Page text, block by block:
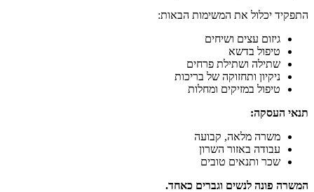
התפקיד יכלול את המשימות הבאות:
גיזום עצים ושיחים
טיפול בדשא
שתילה ושתילת פרחים
ניקיון ותחזוקה של בריכות
טיפול במזיקים ומחלות
תנאי העסקה:
משרה מלאה, קבועה
עבודה באזור השרון
שכר ותנאים טובים
המשרה פונה לנשים וגברים כאחד.